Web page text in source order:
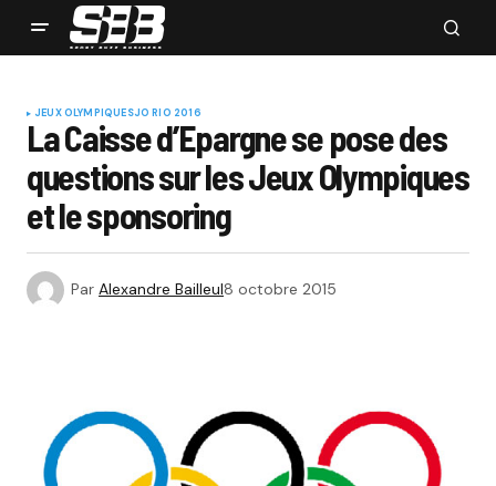
JEUX OLYMPIQUESJO RIO 2016
La Caisse d’Epargne se pose des
questions sur les Jeux Olympiques
et le sponsoring
Par Alexandre Bailleul8 octobre 2015